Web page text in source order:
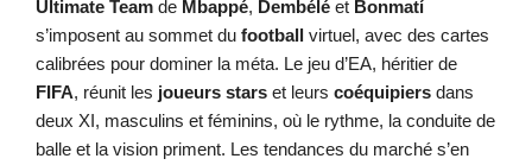
Ultimate Team de Mbappé, Dembélé et Bonmatí
s’imposent au sommet du football virtuel, avec des cartes
calibrées pour dominer la méta. Le jeu d’EA, héritier de
FIFA, réunit les joueurs stars et leurs coéquipiers dans
deux XI, masculins et féminins, où le rythme, la conduite de
balle et la vision priment. Les tendances du marché s’en